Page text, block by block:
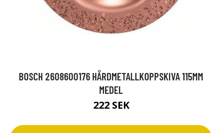
BOSCH 2608600176 HÅRDMETALLKOPPSKIVA 115MM
MEDEL
222 SEK